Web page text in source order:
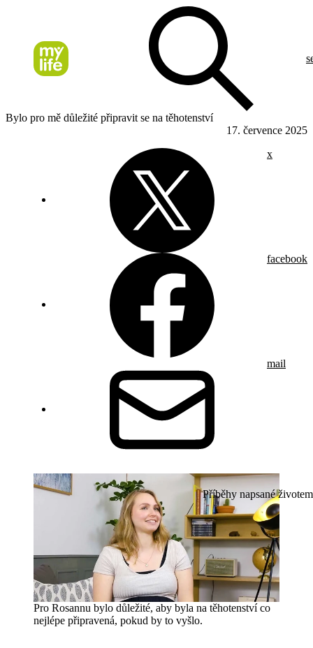
Bylo pro mě důležité připravit se na těhotenství
17. července 2025
x
facebook
mail
Příběhy napsané životem
Pro Rosannu bylo důležité, aby byla na těhotenství co
nejlépe připravená, pokud by to vyšlo.